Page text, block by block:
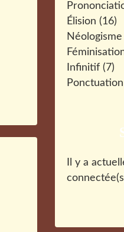
Élision (16)
Néologisme
Infinitif (7)
Ponctuation
Il y a